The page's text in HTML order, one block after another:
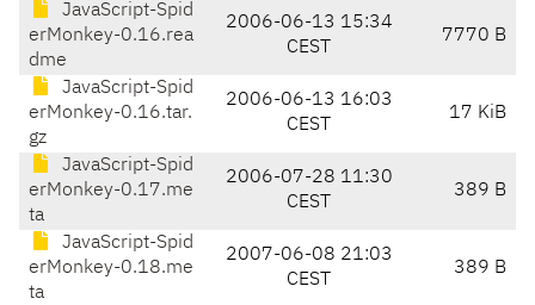
JavaScript-Spid
erMonkey-0.16.rea
dme
2006-06-13 15:34
CEST
7770 B
JavaScript-Spid
erMonkey-0.16.tar.
gz
2006-06-13 16:03
CEST
17 KiB
JavaScript-Spid
erMonkey-0.17.me
ta
2006-07-28 11:30
CEST
389 B
JavaScript-Spid
erMonkey-0.18.me
ta
2007-06-08 21:03
CEST
389 B